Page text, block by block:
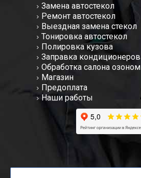
Замена автостекол
Ремонт автостекол
Выездная замена стекол
Тонировка автостекол
Полировка кузова
Заправка кондиционеров
Обработка салона озоном
Магазин
Предоплата
Наши работы